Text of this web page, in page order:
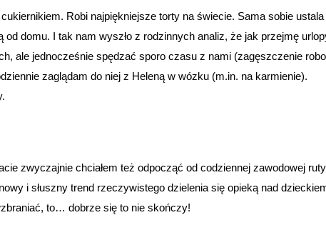
Robi najpiękniejsze torty na świecie. Sama sobie ustala
domu. I tak nam wyszło z rodzinnych analiz, że jak przejmę
ale jednocześnie spędzać sporo czasu z nami (zagęszczenie
zaglądam do niej z Heleną w wózku (m.in. na karmienie).
zwyczajnie chciałem też odpocząć od codziennej zawodowej
i słuszny trend rzeczywistego dzielenia się opieką nad
to… dobrze się to nie skończy!